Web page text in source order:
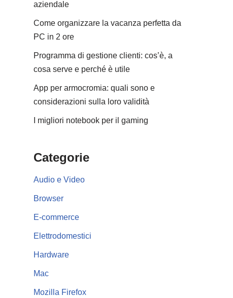
aziendale
Come organizzare la vacanza perfetta da
PC in 2 ore
Programma di gestione clienti: cos’è, a
cosa serve e perché è utile
App per armocromia: quali sono e
considerazioni sulla loro validità
I migliori notebook per il gaming
Categorie
Audio e Video
Browser
E-commerce
Elettrodomestici
Hardware
Mac
Mozilla Firefox